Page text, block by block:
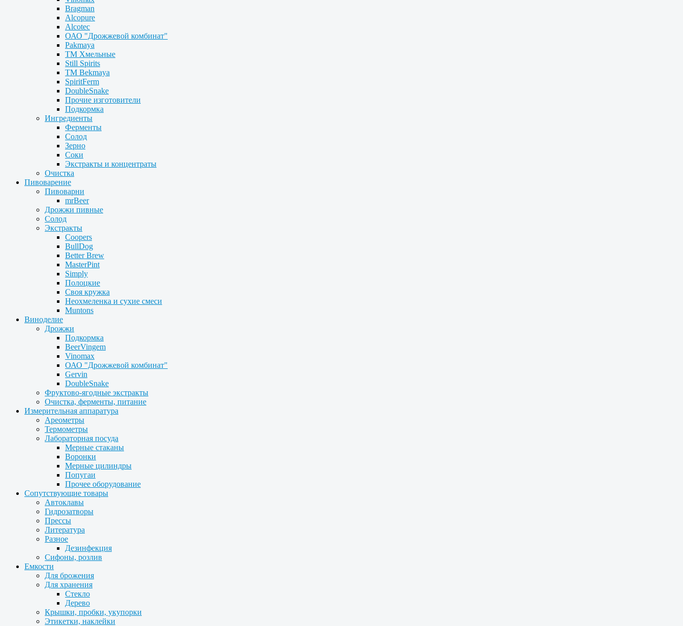
Bragman
Alcopure
Alcotec
ОАО "Дрожжевой комбинат"
Pakmaya
ТМ Хмельные
Still Spirits
ТМ Bekmaya
SpiritFerm
DoubleSnake
Прочие изготовители
Подкормка
Ингредиенты
Ферменты
Солод
Зерно
Соки
Экстракты и концентраты
Очистка
Пивоварение
Пивоварни
mrBeer
Дрожжи пивные
Солод
Экстракты
Coopers
BullDog
Better Brew
MasterPint
Simply
Полоцкие
Своя кружка
Неохмеленка и сухие смеси
Muntons
Виноделие
Дрожжи
Подкормка
BeerVingem
Vinomax
ОАО "Дрожжевой комбинат"
Gervin
DoubleSnake
Фруктово-ягодные экстракты
Очистка, ферменты, питание
Измерительная аппаратура
Ареометры
Термометры
Лабораторная посуда
Мерные стаканы
Воронки
Мерные цилиндры
Попугаи
Прочее оборудование
Сопутствующие товары
Автоклавы
Гидрозатворы
Прессы
Литература
Разное
Дезинфекция
Сифоны, розлив
Емкости
Для брожения
Для хранения
Стекло
Дерево
Крышки, пробки, укупорки
Этикетки, наклейки